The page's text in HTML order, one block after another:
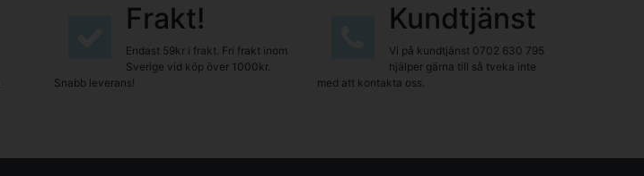
Frakt!
Endast 59kr i frakt. Fri frakt inom
Sverige vid köp över 1000kr.
Snabb leverans!
Kundtjänst
Vi på kundtjänst 0702 630 795
hjälper gärna till så tveka inte
med att kontakta oss.